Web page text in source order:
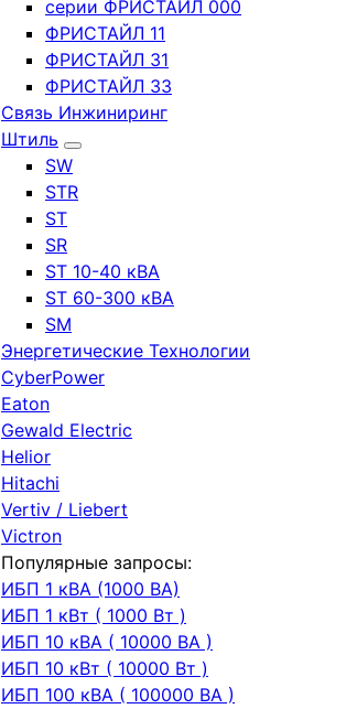
серии ФРИСТАЙЛ 000
ФРИСТАЙЛ 11
ФРИСТАЙЛ 31
ФРИСТАЙЛ 33
Связь Инжиниринг
Штиль
SW
STR
ST
SR
ST 10-40 кВА
ST 60-300 кВА
SM
Энергетические Технологии
CyberPower
Eaton
Gewald Electric
Helior
Hitachi
Vertiv / Liebert
Victron
Популярные запросы:
ИБП 1 кВА (1000 ВА)
ИБП 1 кВт ( 1000 Вт )
ИБП 10 кВА ( 10000 ВА )
ИБП 10 кВт ( 10000 Вт )
ИБП 100 кВА ( 100000 ВА )